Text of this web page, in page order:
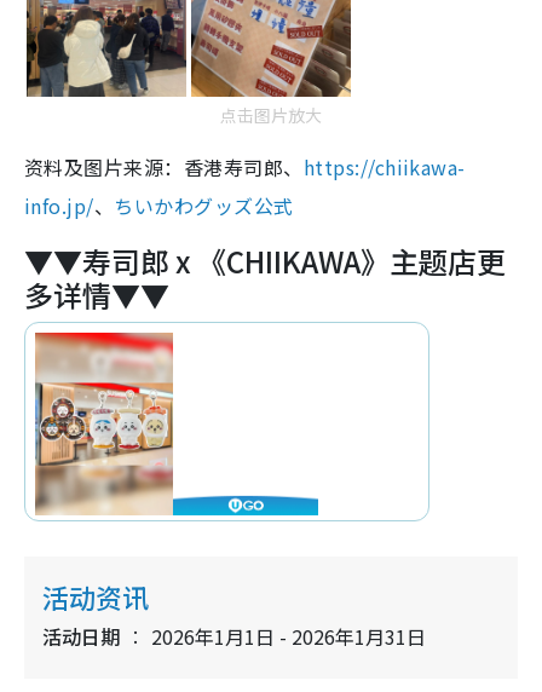
点击图片放大
资料及图片来源：香港寿司郎、 https://chiikawa-
info.jp/、 ちいかわグッズ公式
▼▼寿司郎 x 《CHIIKAWA》主题店更
多详情▼▼
活动资讯
活动日期 2026年1月1日 - 2026年1月31日